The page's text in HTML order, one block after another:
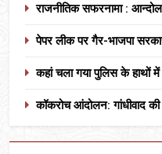
राजनीतिक सफरनामा :
पेपर लीक पर गैर-भाजपा
कहां चला गया पुलिस के हाथों में
कॉकरोच आंदोलन: गांधीवाद की